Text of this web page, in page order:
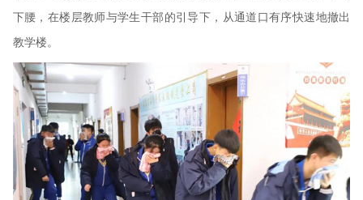
下腰，在楼层教师与学生干部的引导下，从通道口有序快速地撤出
教学楼。